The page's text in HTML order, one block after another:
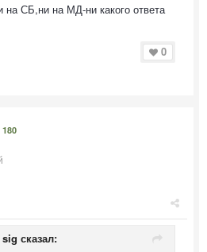
на СБ,ни на МД-ни какого ответа
0
180
sig сказал: